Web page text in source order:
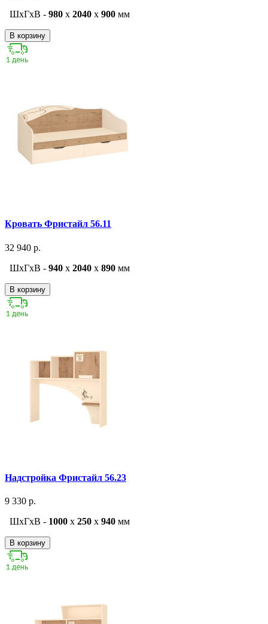
ШxГxВ - 980 x 2040 x 900 мм
В корзину
Кровать Фристайл 56.11
32 940 р.
ШxГxВ - 940 x 2040 x 890 мм
В корзину
Надстройка Фристайл 56.23
9 330 р.
ШxГxВ - 1000 x 250 x 940 мм
В корзину